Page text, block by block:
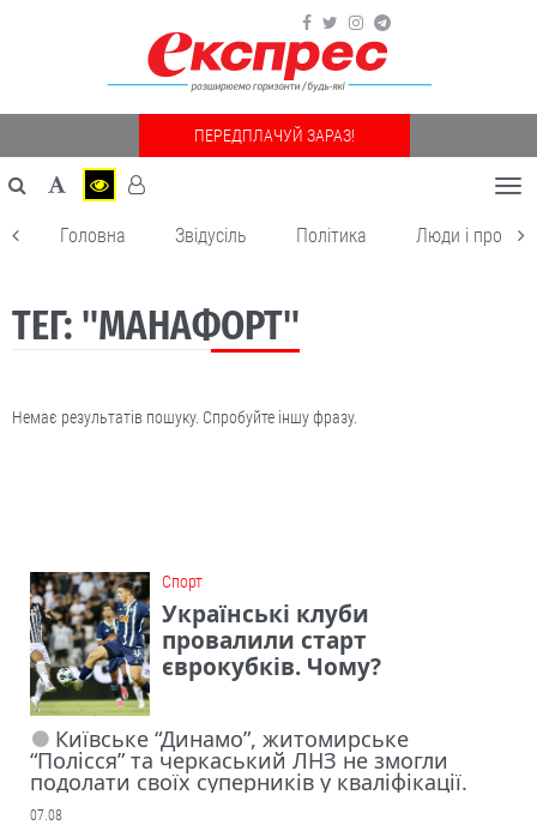
ПЕРЕДПЛАЧУЙ ЗАРАЗ!
Головна Звідусіль Політика Люди і
ТЕГ: "МАНАФОРТ"
Немає результатів пошуку. Спробуйте іншу фразу.
Cпорт
Українські клуби
провалили старт
єврокубків. Чому?
Київське “Динамо”, житомирське
“Полісся” та черкаський ЛНЗ не змогли
подолати своїх суперників у кваліфікації.
07.08